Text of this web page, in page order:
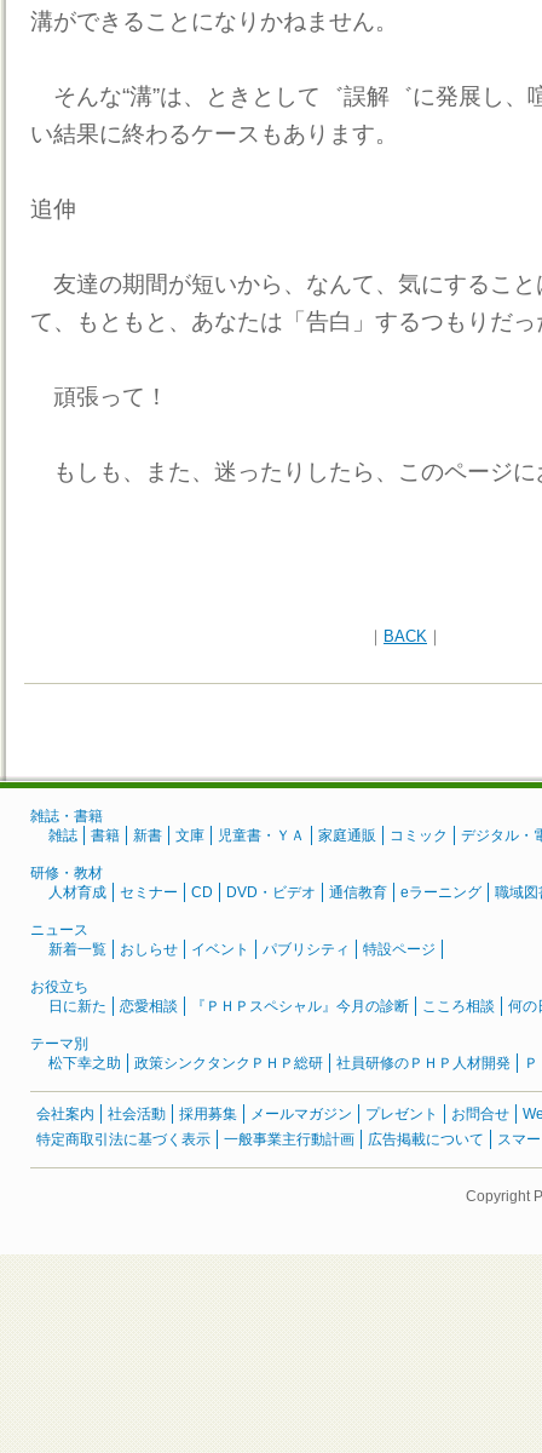
溝ができることになりかねません。
そんな“溝”は、ときとして゛誤解゛に発展し
い結果に終わるケースもあります。
追伸
友達の期間が短いから、なんて、気にすること
て、もともと、あなたは「告白」するつもりだ
頑張って！
もしも、また、迷ったりしたら、このページに
｜ BACK ｜
雑誌・書籍
雑誌
書籍 新書 文庫 児童書・ＹＡ 家庭通販 コミック デジタル・
研修・教材
人材育成
セミナー CD DVD・ビデオ 通信教育 eラーニング 職域図
ニュース
新着一覧
おしらせ イベント パブリシティ 特設ページ
お役立ち
日に新た
恋愛相談 『ＰＨＰスペシャル』今月の診断 こころ相談 何の
テーマ別
松下幸之助
政策シンクタンクＰＨＰ総研 社員研修のＰＨＰ人材開発
会社案内 社会活動 採用募集 メールマガジン プレゼント お問合せ
特定商取引法に基づく表示
一般事業主行動計画 広告掲載について スマ
Copyright